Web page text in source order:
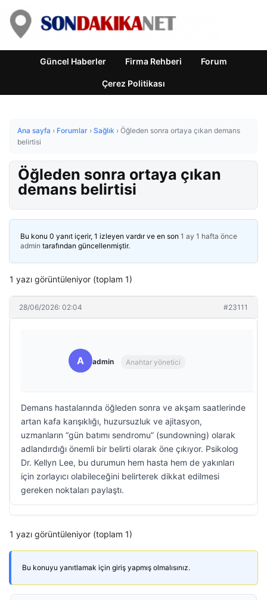
Güncel Haberler Firma Rehberi Forum
Çerez Politikası
Ana sayfa › Forumlar › Sağlık › Öğleden sonra ortaya çıkan demans
belirtisi
Öğleden sonra ortaya çıkan
demans belirtisi
Bu konu 0 yanıt içerir, 1 izleyen vardır ve en son 1 ay 1 hafta önce
admin tarafından güncellenmiştir.
1 yazı görüntüleniyor (toplam 1)
28/06/2026: 02:04 #23111
A admin Anahtar yönetici
Demans hastalarında öğleden sonra ve akşam saatlerinde
artan kafa karışıklığı, huzursuzluk ve ajitasyon,
uzmanların “gün batımı sendromu” (sundowning) olarak
adlandırdığı önemli bir belirti olarak öne çıkıyor. Psikolog
Dr. Kellyn Lee, bu durumun hem hasta hem de yakınları
için zorlayıcı olabileceğini belirterek dikkat edilmesi
gereken noktaları paylaştı.
1 yazı görüntüleniyor (toplam 1)
Bu konuyu yanıtlamak için giriş yapmış olmalısınız.